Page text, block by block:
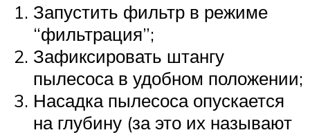
Запустить фильтр в режиме
“фильтрация”;
Зафиксировать штангу
пылесоса в удобном положении;
Насадка пылесоса опускается
на глубину (за это их называют